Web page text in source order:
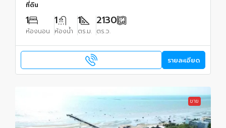
ที่ดิน
1
ห้องนอน
1
ห้องน้ำ
1
ตร.ม.
2130
ตร.ว.
รายละเอียด
ขาย